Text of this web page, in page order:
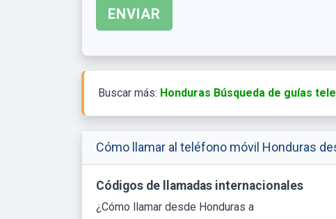
Buscar más: Honduras Búsqueda de guías
Cómo llamar al teléfono móvil Honduras
Códigos de llamadas internacionales
¿Cómo llamar desde Honduras a